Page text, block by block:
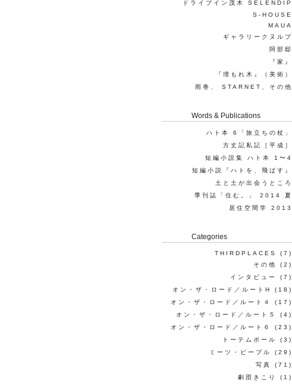
ドライブイン茂木 SELENDIP
S-HOUSE
MAUA
ギャラリークヌルプ
阿部邸
『家』
『埋もれ木』（美術）
雨巻、 STARNET、その他
Words & Publications
ハト本 6「旅立ちの杖」
方丈記私記［平成］
短編小説集 ハト本 1〜4
短編小説『ハトを、飛ばす』
土と土が出会うところ
季刊誌「住む。」 2014 夏
居住空間学 2013
Categories
THIRDPLACES
(7)
その他
(2)
インタビュー
(7)
オン・ザ・ロード／ルートH
(18)
オン・ザ・ロード／ルート４
(17)
オン・ザ・ロード／ルート５
(4)
オン・ザ・ロード／ルート６
(23)
トーテムポール
(3)
ミーツ・ピープル
(29)
写真
(71)
劇団きこり
(1)